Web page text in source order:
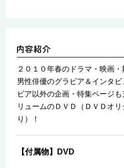
２０１０年春のドラマ・映画
男性俳優のグラビア＆インタ
ビア以外の企画・特集ページ
リュームのＤＶＤ（ＤＶＤオ
り）！
【付属物】DVD